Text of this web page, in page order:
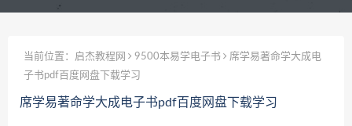
当前位置： 启杰教程网 9500本易学电子书
席学易著命学大成电
子书pdf百度网盘下载学习
席学易著命学大成电子书pdf百度网盘下载学习